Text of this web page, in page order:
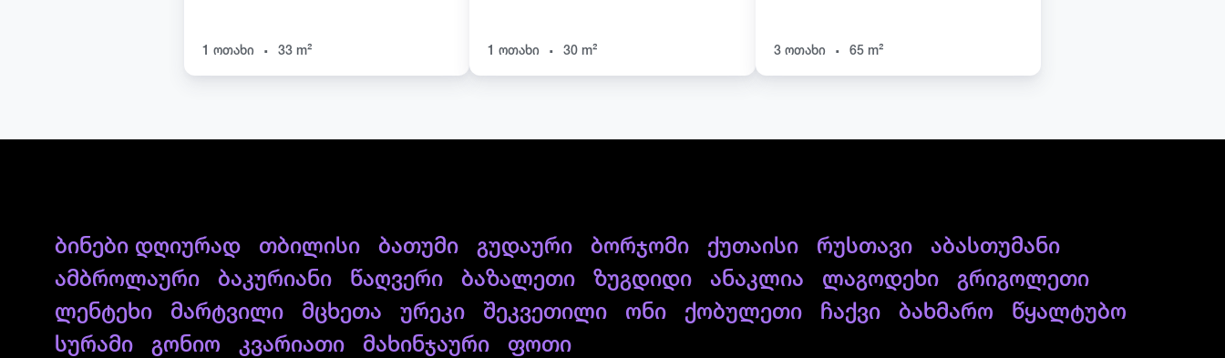
1 ოთახი . 33 m² 1 ოთახი . 30 m² 3 ოთახი . 65 m²
ბინები დღიურად თბილისი ბათუმი გუდაური ბორჯომი ქუთაისი რუსთავი
აბასთუმანი
ამბროლაური
ბაკურიანი წაღვერი ბაზალეთი ზუგდიდი ანაკლია ლაგოდეხი
გრიგოლეთი
ლენტეხი
მარტვილი მცხეთა ურეკი შეკვეთილი ონი ქობულეთი ჩაქვი ბახმარო
წყალტუბო
სურამი
გონიო კვარიათი მახინჯაური ფოთი